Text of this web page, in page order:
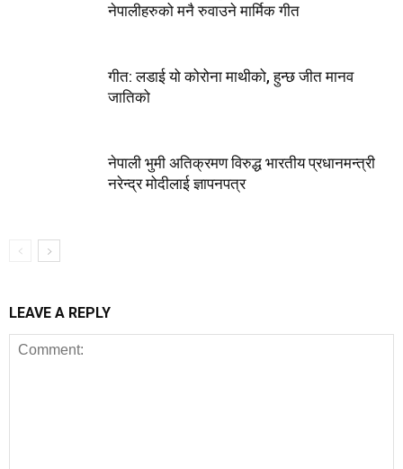
नेपालीहरुको मनै रुवाउने मार्मिक गीत
गीत: लडाई यो कोरोना माथीको, हुन्छ जीत मानव
जातिको
नेपाली भुमी अतिक्रमण विरुद्ध भारतीय प्रधानमन्त्री
नरेन्द्र मोदीलाई ज्ञापनपत्र
LEAVE A REPLY